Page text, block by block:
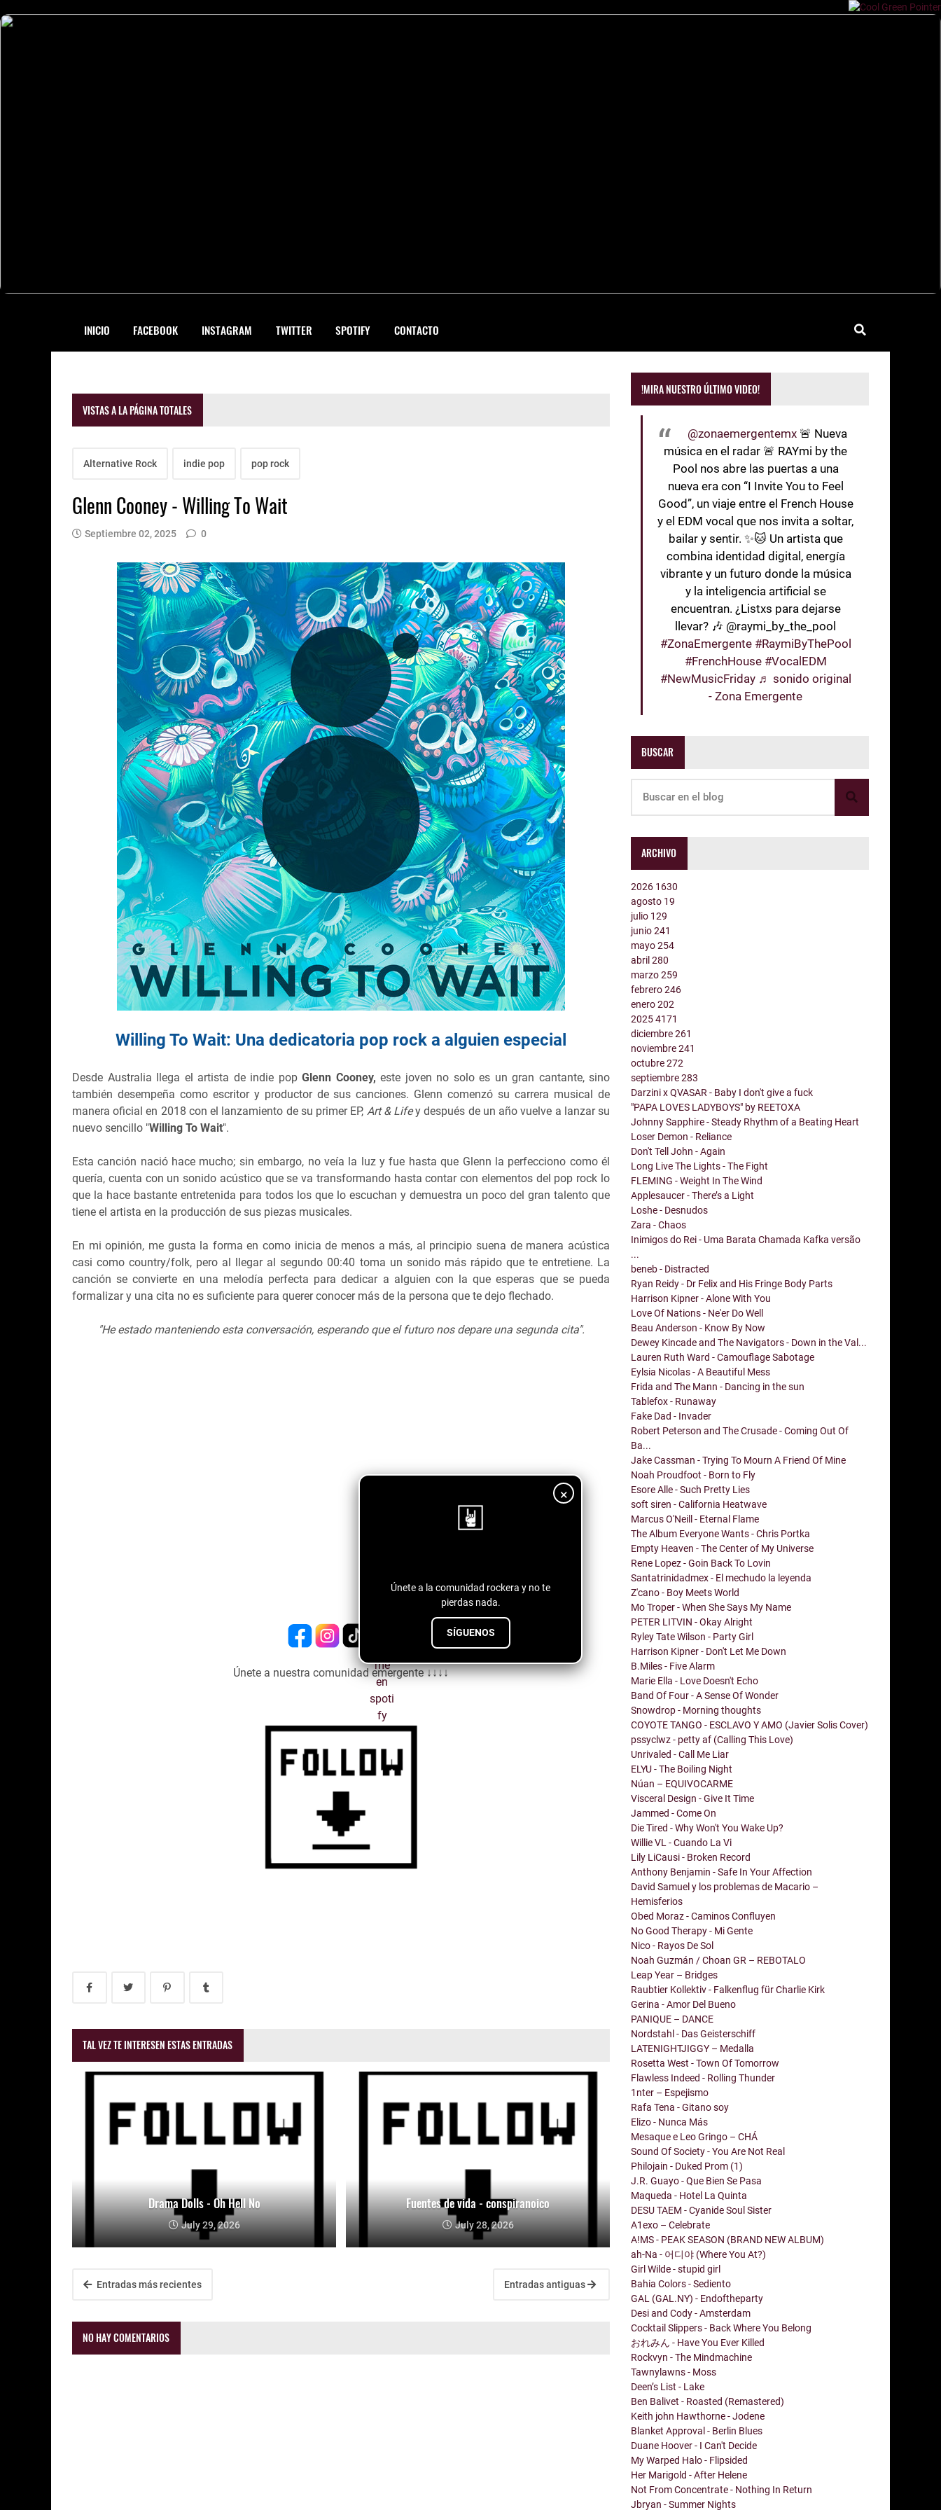
INICIO FACEBOOK INSTAGRAM TWITTER SPOTIFY CONTACTO
×
Únete a la comunidad rockera y no te
pierdas nada.
SÍGUENOS
VISTAS A LA PÁGINA TOTALES
Alternative Rock indie pop pop rock
Glenn Cooney - Willing To Wait
Septiembre 02, 2025 0
Willing To Wait: Una dedicatoria pop rock a alguien especial
Desde Australia llega el artista de indie pop Glenn Cooney, este joven no solo es un gran cantante, sino
también desempeña como escritor y productor de sus canciones. Glenn comenzó su carrera musical de
manera oficial en 2018 con el lanzamiento de su primer EP, Art & Lifey después de un año vuelve a lanzar su
nuevo sencillo "Willing To Wait".
Esta canción nació hace mucho; sin embargo, no veía la luz y fue hasta que Glenn la perfecciono como él
quería, cuenta con un sonido acústico que se va transformando hasta contar con elementos del pop rock lo
que la hace bastante entretenida para todos los que lo escuchan y demuestra un poco del gran talento que
tiene el artista en la producción de sus piezas musicales.
En mi opinión, me gusta la forma en como inicia de menos a más, al principio suena de manera acústica
casi como country/folk, pero al llegar al segundo 00:40 toma un sonido más rápido que te entretiene. La
canción se convierte en una melodía perfecta para dedicar a alguien con la que esperas que se pueda
formalizar y una cita no es suficiente para querer conocer más de la persona que te dejo flechado.
"He estado manteniendo esta conversación, esperando que el futuro nos depare una segunda cita".
Únete a nuestra comunidad emergente ↓↓↓↓
TAL VEZ TE INTERESEN ESTAS ENTRADAS
Drama Dolls - Oh Hell No
July 29, 2026
Fuentes de vida - conspiranoico
July 28, 2026
Entradas más recientes Entradas antiguas
NO HAY COMENTARIOS
!MIRA NUESTRO ÚLTIMO VIDEO!
@zonaemergentemx 🚨 Nueva
música en el radar 🚨 RAYmi by the
Pool nos abre las puertas a una
nueva era con “I Invite You to Feel
Good”, un viaje entre el French House
y el EDM vocal que nos invita a soltar,
bailar y sentir. ✨🐱 Un artista que
combina identidad digital, energía
vibrante y un futuro donde la música
y la inteligencia artificial se
encuentran. ¿Listxs para dejarse
llevar? 🎶 @raymi_by_the_pool
#ZonaEmergente #RaymiByThePool
#FrenchHouse #VocalEDM
#NewMusicFriday ♬ sonido original
- Zona Emergente
BUSCAR
ARCHIVO
2026 1630
agosto 19
julio 129
junio241
mayo254
abril280
marzo259
febrero246
enero202
20254171
diciembre261
noviembre241
octubre272
septiembre283
Darzini x QVASAR - Baby I don't give a fuck
"PAPA LOVES LADYBOYS" by REETOXA
Johnny Sapphire - Steady Rhythm of a Beating Heart
Loser Demon - Reliance
Don't Tell John - Again
Long Live The Lights - The Fight
FLEMING - Weight In The Wind
Applesaucer - There’s a Light
Loshe - Desnudos
Zara - Chaos
Inimigos do Rei - Uma Barata Chamada Kafka versão
...
beneb - Distracted
Ryan Reidy - Dr Felix and His Fringe Body Parts
Harrison Kipner - Alone With You
Love Of Nations - Ne'er Do Well
Beau Anderson - Know By Now
Dewey Kincade and The Navigators - Down in the Val...
Lauren Ruth Ward - Camouflage Sabotage
Eylsia Nicolas - A Beautiful Mess
Frida and The Mann - Dancing in the sun
Tablefox - Runaway
Fake Dad - Invader
Robert Peterson and The Crusade - Coming Out Of
Ba...
Jake Cassman - Trying To Mourn A Friend Of Mine
Noah Proudfoot - Born to Fly
Esore Alle - Such Pretty Lies
soft siren - California Heatwave
Marcus O'Neill - Eternal Flame
The Album Everyone Wants - Chris Portka
Empty Heaven - The Center of My Universe
Rene Lopez - Goin Back To Lovin
Santatrinidadmex - El mechudo la leyenda
Z'cano - Boy Meets World
Mo Troper - When She Says My Name
PETER LITVIN - Okay Alright
Ryley Tate Wilson - Party Girl
Harrison Kipner - Don't Let Me Down
B.Miles - Five Alarm
Marie Ella - Love Doesn't Echo
Band Of Four - A Sense Of Wonder
Snowdrop - Morning thoughts
COYOTE TANGO - ESCLAVO Y AMO (Javier Solis Cover)
pssyclwz - petty af (Calling This Love)
Unrivaled - Call Me Liar
ELYU - The Boiling Night
Núan – EQUIVOCARME
Visceral Design - Give It Time
Jammed - Come On
Die Tired - Why Won't You Wake Up?
Willie VL - Cuando La Vi
Lily LiCausi - Broken Record
Anthony Benjamin - Safe In Your Affection
David Samuel y los problemas de Macario –
Hemisferios
Obed Moraz - Caminos Confluyen
No Good Therapy - Mi Gente
Nico - Rayos De Sol
Noah Guzmán / Choan GR – REBOTALO
Leap Year – Bridges
Raubtier Kollektiv - Falkenflug für Charlie Kirk
Gerina - Amor Del Bueno
PANIQUE – DANCE
Nordstahl - Das Geisterschiff
LATENIGHTJIGGY – Medalla
Rosetta West - Town Of Tomorrow
Flawless Indeed - Rolling Thunder
1nter – Espejismo
Rafa Tena - Gitano soy
Elizo - Nunca Más
Mesaque e Leo Gringo – CHÁ
Sound Of Society - You Are Not Real
Philojain - Duked Prom (1)
J.R. Guayo - Que Bien Se Pasa
Maqueda - Hotel La Quinta
DESU TAEM - Cyanide Soul Sister
A1exo – Celebrate
A!MS - PEAK SEASON (BRAND NEW ALBUM)
ah-Na - 어디야 (Where You At?)
Girl Wilde - stupid girl
Bahia Colors - Sediento
GAL (GAL.NY) - Endoftheparty
Desi and Cody - Amsterdam
Cocktail Slippers - Back Where You Belong
おれみん - Have You Ever Killed
Rockvyn - The Mindmachine
Tawnylawns - Moss
Deen’s List - Lake
Ben Balivet - Roasted (Remastered)
Keith john Hawthorne - Jodene
Blanket Approval - Berlin Blues
Duane Hoover - I Can't Decide
My Warped Halo - Flipsided
Her Marigold - After Helene
Not From Concentrate - Nothing In Return
Jbryan - Summer Nights